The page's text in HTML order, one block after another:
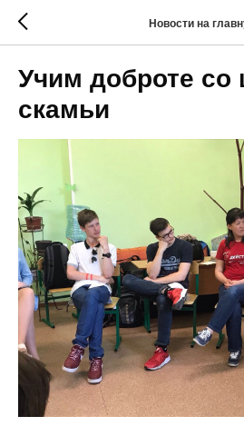
Новости на
Учим доброте со
скамьи